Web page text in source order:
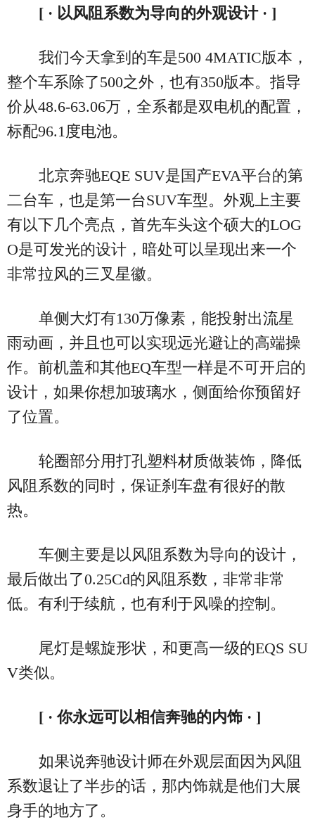
[ · 以风阻系数为导向的外观设计 · ]
我们今天拿到的车是500 4MATIC版本，
整个车系除了500之外，也有350版本。指导
价从48.6-63.06万，全系都是双电机的配置，
标配96.1度电池。
北京奔驰EQE SUV是国产EVA平台的第
二台车，也是第一台SUV车型。外观上主要
有以下几个亮点，首先车头这个硕大的LOG
O是可发光的设计，暗处可以呈现出来一个
非常拉风的三叉星徽。
单侧大灯有130万像素，能投射出流星
雨动画，并且也可以实现远光避让的高端操
作。前机盖和其他EQ车型一样是不可开启的
设计，如果你想加玻璃水，侧面给你预留好
了位置。
轮圈部分用打孔塑料材质做装饰，降低
风阻系数的同时，保证刹车盘有很好的散
热。
车侧主要是以风阻系数为导向的设计，
最后做出了0.25Cd的风阻系数，非常非常
低。有利于续航，也有利于风噪的控制。
尾灯是螺旋形状，和更高一级的EQS SU
V类似。
[ · 你永远可以相信奔驰的内饰 · ]
如果说奔驰设计师在外观层面因为风阻
系数退让了半步的话，那内饰就是他们大展
身手的地方了。